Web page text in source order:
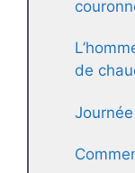
de